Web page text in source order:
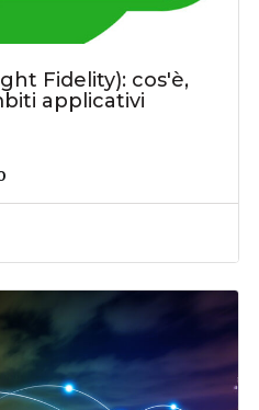
Fidelity): cos'è,
applicativi